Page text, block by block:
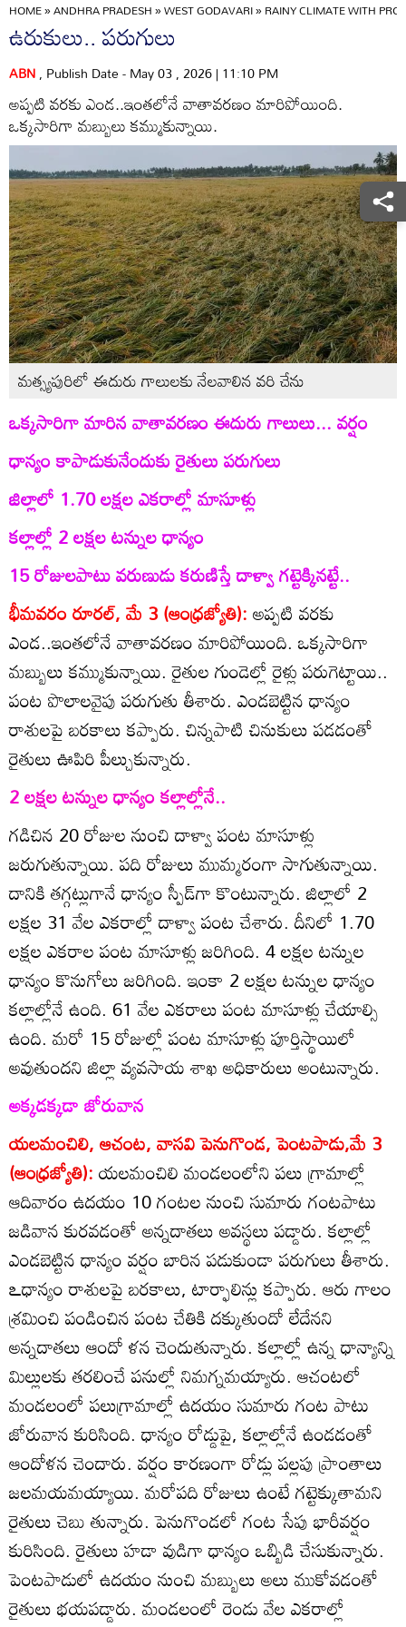
HOME»ANDHRA PRADESH»WEST GODAVARI»RAINY CLIMATE WITH
ఉరుకులు.. పరుగులు
ABN, Publish Date - May 03 , 2026 | 11:10 PM
అప్పటి వరకు ఎండ..ఇంతలోనే వాతావరణం మారిపోయింది.
ఒక్కసారిగా మబ్బులు కమ్ముకున్నాయి.
మత్స్యపురిలో ఈదురు గాలులకు నేలవాలిన వరి చేను
ఒక్కసారిగా మారిన వాతావరణం ఈదురు గాలులు... వర్షం
ధాన్యం కాపాడుకునేందుకు రైతులు పరుగులు
జిల్లాలో 1.70 లక్షల ఎకరాల్లో మాసూళ్లు
కల్లాల్లో 2 లక్షల టన్నుల ధాన్యం
15 రోజులపాటు వరుణుడు కరుణిస్తే దాళ్వా గట్టెక్కినట్టే..
భీమవరం రూరల్‌, మే 3 (ఆంధ్రజ్యోతి):అప్పటి వరకు
ఎండ..ఇంతలోనే వాతావరణం మారిపోయింది. ఒక్కసారిగా
మబ్బులు కమ్ముకున్నాయి. రైతుల గుండెల్లో రైళ్లు పరుగెట్టాయి..
పంట పొలాలవైపు పరుగుతు తీశారు. ఎండబెట్టిన ధాన్యం
రాశులపై బరకాలు కప్పారు. చిన్నపాటి చినుకులు పడడంతో
రైతులు ఊపిరి పీల్చుకున్నారు.
2 లక్షల టన్నుల ధాన్యం కల్లాల్లోనే..
గడిచిన 20 రోజుల నుంచి దాళ్వా పంట మాసూళ్లు
జరుగుతున్నాయి. పది రోజులు ముమ్మరంగా సాగుతున్నాయి.
దానికి తగ్గట్లుగానే ధాన్యం స్పీడ్‌గా కొంటున్నారు. జిల్లాలో 2
లక్షల 31 వేల ఎకరాల్లో దాళ్వా పంట చేశారు. దీనిలో 1.70
లక్షల ఎకరాల పంట మాసూళ్లు జరిగింది. 4 లక్షల టన్నుల
ధాన్యం కొనుగోలు జరిగింది. ఇంకా 2 లక్షల టన్నుల ధాన్యం
కల్లాల్లోనే ఉంది. 61 వేల ఎకరాలు పంట మాసూళ్లు చేయాల్సి
ఉంది. మరో 15 రోజుల్లో పంట మాసూళ్లు పూర్తిస్థాయిలో
అవుతుందని జిల్లా వ్యవసాయ శాఖ అధికారులు అంటున్నారు.
అక్కడక్కడా జోరువాన
యలమంచిలి, ఆచంట, వాసవి పెనుగొండ, పెంటపాడు,మే 3
(ఆంధ్రజ్యోతి):యలమంచిలి మండలంలోని పలు గ్రామాల్లో
ఆదివారం ఉదయం 10 గంటల నుంచి సుమారు గంటపాటు
జడివాన కురవడంతో అన్నదాతలు అవస్థలు పడ్డారు. కల్లాల్లో
ఎండబెట్టిన ధాన్యం వర్షం బారిన పడుకుండా పరుగులు తీశారు.
ఽధాన్యం రాశులపై బరకాలు, టార్ఫాలిన్లు కప్పారు. ఆరు గాలం
శ్రమించి పండించిన పంట చేతికి దక్కుతుందో లేదేనని
అన్నదాతలు ఆందో ళన చెందుతున్నారు. కల్లాల్లో ఉన్న ధాన్యాన్ని
మిల్లులకు తరలించే పనుల్లో నిమగ్నమయ్యారు. ఆచంటలో
మండలంలో పలుగ్రామాల్లో ఉదయం సుమారు గంట పాటు
జోరువాన కురిసింది. ధాన్యం రోడ్డుపై, కల్లాల్లోనే ఉండడంతో
ఆందోళన చెందారు. వర్షం కారణంగా రోడ్లు పల్లపు ప్రాంతాలు
జలమయమయ్యాయి. మరోపది రోజులు ఉంటే గట్టెక్కుతామని
రైతులు చెబు తున్నారు. పెనుగొండలో గంట సేపు భారీవర్షం
కురిసింది. రైతులు హడా వుడిగా ధాన్యం ఒబ్బిడి చేసుకున్నారు.
పెంటపాడులో ఉదయం నుంచి మబ్బులు అలు ముకోవడంతో
రైతులు భయపడ్డారు. మండలంలో రెండు వేల ఎకరాల్లో